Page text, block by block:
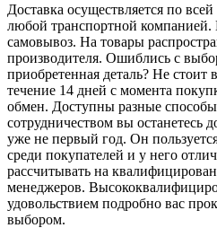
Доставка осуществляется по
любой транспортной
самовывоз. На товары
производителя. Ошиблись с
приобретенная деталь? Не стоит
течение 14 дней с момента
обмен. Доступны разные
сотрудничеством вы останетесь
уже не первый год. Он
среди покупателей и у него
рассчитывать на
менеджеров.
удовольствием подробно вас
выбором.